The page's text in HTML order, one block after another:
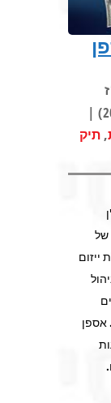
, תיק
של
ייזום
אספן